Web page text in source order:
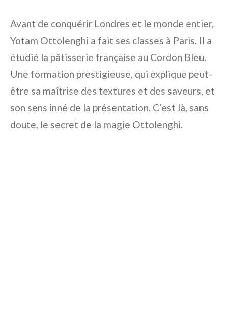
Avant de conquérir Londres et le monde entier,
Yotam Ottolenghi a fait ses classes à Paris. Il a
étudié la pâtisserie française au Cordon Bleu.
Une formation prestigieuse, qui explique peut-
être sa maîtrise des textures et des saveurs, et
son sens inné de la présentation. C’est là, sans
doute, le secret de la magie Ottolenghi.